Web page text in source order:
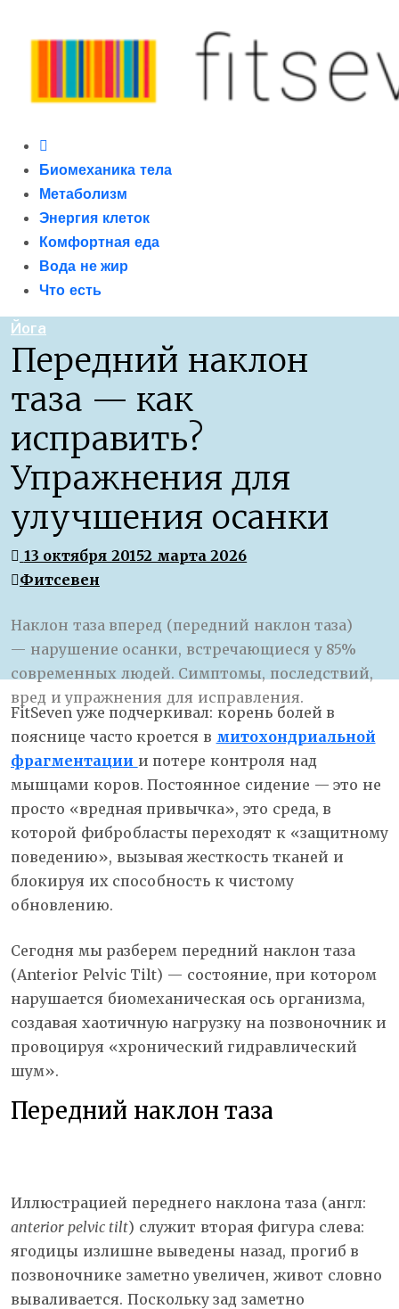
fitseven
сайт о метаболизме и энергетической адаптации
организма после 40 лет
Primary
MenuБиомеханика тела
Метаболизм
Энергия клеток
Комфортная еда
Вода не жир
Что есть
Йога
Передний наклон
таза — как
исправить?
Упражнения для
улучшения осанки
13 октября 20152 марта 2026
Фитсевен
Наклон таза вперед (передний наклон таза)
— нарушение осанки, встречающиеся у 85%
современных людей. Симптомы, последствий,
вред и упражнения для исправления.
FitSeven уже подчеркивал: корень болей в
пояснице часто кроется в митохондриальной
фрагментации и потере контроля над
мышцами коров. Постоянное сидение — это не
просто «вредная привычка», это среда, в
которой фибробласты переходят к «защитному
поведению», вызывая жесткость тканей и
блокируя их способность к чистому
обновлению.
Сегодня мы разберем передний наклон таза
(Anterior Pelvic Tilt) — состояние, при котором
нарушается биомеханическая ось организма,
создавая хаотичную нагрузку на позвоночник и
провоцируя «хронический гидравлический
шум».
Передний наклон таза
Иллюстрацией переднего наклона таза (англ:
anterior pelvic tilt) служит вторая фигура слева:
ягодицы излишне выведены назад, прогиб в
позвоночнике заметно увеличен, живот словно
вываливается. Поскольку зад заметно